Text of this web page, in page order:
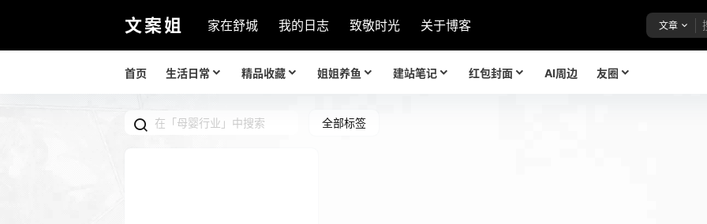
文案姐 家在舒城 我的日志 致敬时光 关于博客 文章
首页 生活日常 精品收藏 姐姐养鱼 建站笔记 红包封面 AI周边 友圈
全部标签